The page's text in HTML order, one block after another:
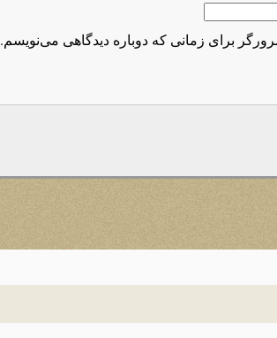
برای زمانی که دوباره دیدگاهی می‌نویسم.